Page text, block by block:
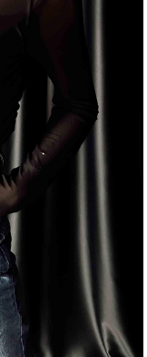
kabul ediyorum.